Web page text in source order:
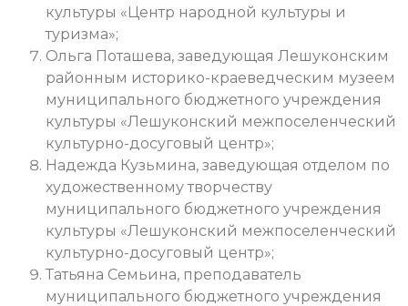
культуры «Центр народной культуры и
туризма»;
Ольга Поташева, заведующая Лешуконским
районным историко-краеведческим музеем
муниципального бюджетного учреждения
культуры «Лешуконский межпоселенческий
культурно-досуговый центр»;
Надежда Кузьмина, заведующая отделом по
художественному творчеству
муниципального бюджетного учреждения
культуры «Лешуконский межпоселенческий
культурно-досуговый центр»;
Татьяна Семьина, преподаватель
муниципального бюджетного учреждения